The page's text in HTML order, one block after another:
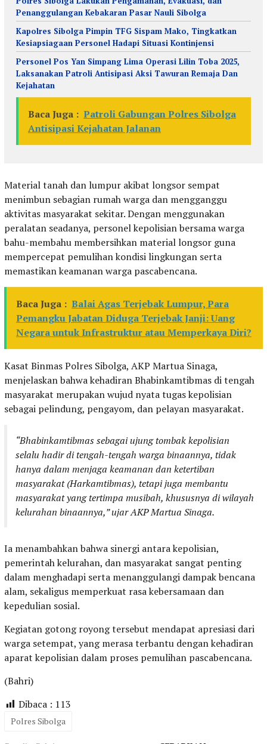
Penanggulangan Kebakaran Pasar Nauli Sibolga
Kapolres Sibolga Pimpin TFG Sispam Mako, Tingkatkan
Kesiapsiagaan Personel Hadapi Situasi Kontinjensi
Personel Pos Yan Simpang Lima Operasi Lilin Toba 2025,
Laksanakan Patroli Antisipasi Aksi Tawuran Remaja Dan
Kejahatan
Baca Juga : Patroli Gabungan Polres Sibolga
Antisipasi Kejahatan Jalanan
Material tanah dan lumpur akibat longsor sempat
menimbun sebagian rumah warga dan mengganggu
aktivitas masyarakat sekitar. Dengan menggunakan
peralatan seadanya, personel kepolisian bersama warga
bahu-membahu membersihkan material longsor guna
mempercepat pemulihan kondisi lingkungan serta
memastikan keamanan warga pascabencana.
Baca Juga : Balai Agas Terjebak Lumpur, Para
Pemangku Jabatan Diduga Terjebak Janji: Uang
Negara untuk Infrastruktur atau Memperkaya Diri?
Kasat Binmas Polres Sibolga, AKP Martua Sinaga,
menjelaskan bahwa kehadiran Bhabinkamtibmas di tengah
masyarakat merupakan wujud nyata tugas kepolisian
sebagai pelindung, pengayom, dan pelayan masyarakat.
“Bhabinkamtibmas sebagai ujung tombak kepolisian
selalu hadir di tengah-tengah warga binaannya, tidak
hanya dalam menjaga keamanan dan ketertiban
masyarakat (Harkamtibmas), tetapi juga membantu
masyarakat yang tertimpa musibah, khususnya di wilayah
kelurahan binaannya,” ujar AKP Martua Sinaga.
Ia menambahkan bahwa sinergi antara kepolisian,
pemerintah kelurahan, dan masyarakat sangat penting
dalam menghadapi serta menanggulangi dampak bencana
alam, sekaligus memperkuat rasa kebersamaan dan
kepedulian sosial.
Kegiatan gotong royong tersebut mendapat apresiasi dari
warga setempat, yang merasa terbantu dengan kehadiran
aparat kepolisian dalam proses pemulihan pascabencana.
(Bahri)
Dibaca : 113
Polres Sibolga